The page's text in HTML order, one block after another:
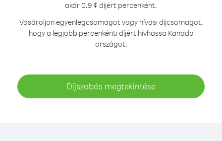
akár 0.9 ¢ díjért percenként.
Vásároljon egyenlegcsomagot vagy hívási díjcsomagot,
hogy a legjobb percenkénti díjért hívhassa Kanada
országot.
Díjszabás megtekintése